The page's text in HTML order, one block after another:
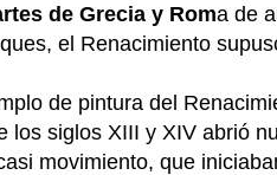
de Grecia y Roma de
el Renacimiento
de pintura del
los siglos XIII y XIV abrió
movimiento, que